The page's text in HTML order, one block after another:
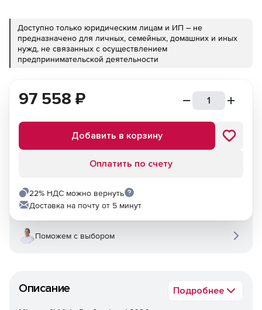
Доступно только юридическим лицам и ИП – не
предназначено для личных, семейных, домашних и иных
нужд, не связанных с осуществлением
предпринимательской деятельности
Описание Подробнее
97 558 ₽
Добавить в корзину
Оплатить по счету
22% НДС можно вернуть
Доставка на почту от 5 минут
Поможем с выбором